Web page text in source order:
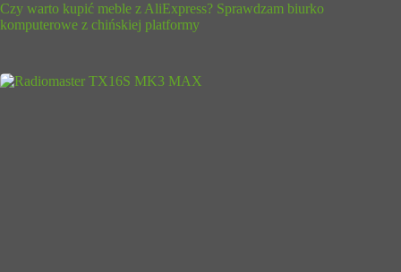
Czy warto kupić meble z AliExpress? Sprawdzam biurko
komputerowe z chińskiej platformy